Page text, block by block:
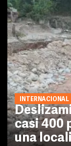
INTERNACIONAL
casi 400
una